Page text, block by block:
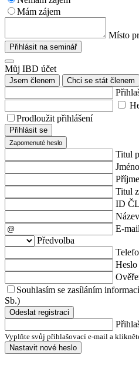
Mám zájem
Místo
Přihlásit na seminář
Můj IBD účet
Jsem členem Chci se stát členem
Prodloužit přihlášení
Přihlásit se
Zapomenuté heslo
Titul
Jméno
Titul
ID
E-mail
Předvolba
Souhlasím se zasíláním
Sb.)
Odeslat registraci
Vyplňte svůj přihlašovací e-mail a
Nastavit nové heslo